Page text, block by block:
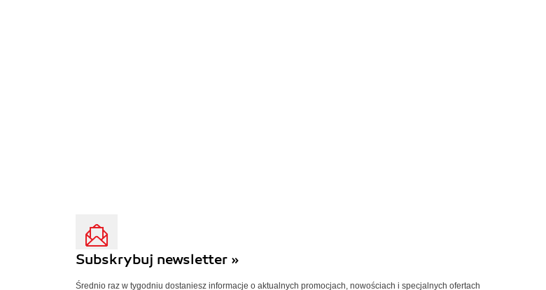
Subskrybuj newsletter »
Średnio raz w tygodniu dostaniesz informacje o aktualnych promocjach, nowościach i specjalnych ofertach